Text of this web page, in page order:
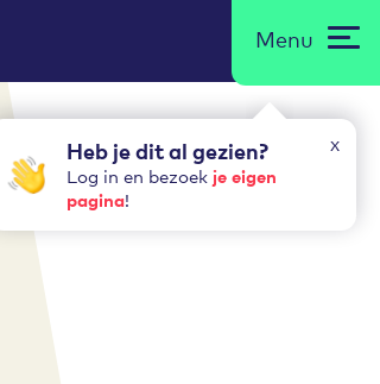
x
Heb je dit al gezien?
Log in en bezoek je eigen
pagina!
Menu